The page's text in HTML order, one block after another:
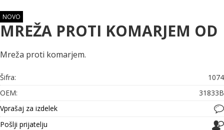
NOVO
MREŽA PROTI KOMARJEM OD
Mreža proti komarjem.
Šifra:
1074
OEM:
31833B
Vprašaj za izdelek
Pošlji prijatelju